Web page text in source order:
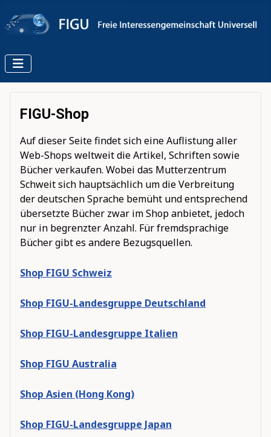
FIGU-Shop
Auf dieser Seite findet sich eine Auflistung aller
Web-Shops weltweit die Artikel, Schriften sowie
Bücher verkaufen. Wobei das Mutterzentrum
Schweit sich hauptsächlich um die Verbreitung
der deutschen Sprache bemüht und entsprechend
übersetzte Bücher zwar im Shop anbietet, jedoch
nur in begrenzter Anzahl. Für fremdsprachige
Bücher gibt es andere Bezugsquellen.
Shop FIGU Schweiz
Shop FIGU-Landesgruppe Deutschland
Shop FIGU-Landesgruppe Italien
Shop FIGU Australia
Shop Asien (Hong Kong)
Shop FIGU-Landesgruppe Japan